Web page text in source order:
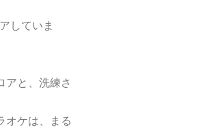
していま
アと、洗練さ
オケは、まる